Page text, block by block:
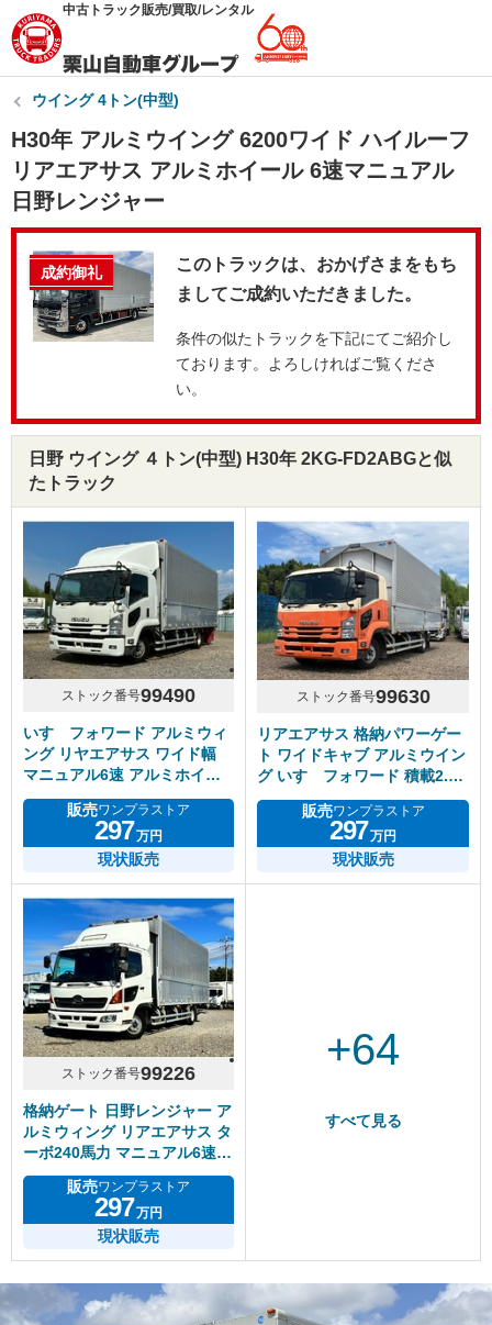
中古トラック販売/買取/レンタル
ウイング 4トン(中型)
H30年 アルミウイング 6200ワイド ハイルーフ
リアエアサス アルミホイール 6速マニュアル
日野レンジャー
成約御礼
このトラックは、おかげさまをもち
ましてご成約いただきました。
条件の似たトラックを下記にてご紹介し
ております。よろしければご覧くださ
い。
日野 ウイング ４トン(中型) H30年 2KG-FD2ABGと似
たトラック
ストック番号99490
いすゞフォワード アルミウィ
ング リヤエアサス ワイド幅
マニュアル6速 アルミホイー
ル
販売ワンプラストア
297万円
現状販売
ストック番号99630
リアエアサス 格納パワーゲー
ト ワイドキャブ アルミウイン
グ いすゞフォワード 積載2.5
トン
販売ワンプラストア
297万円
現状販売
ストック番号99226
格納ゲート 日野レンジャー ア
ルミウィング リアエアサス タ
ーボ240馬力 マニュアル6速
積載2.3トン
販売ワンプラストア
297万円
現状販売
+64
すべて見る